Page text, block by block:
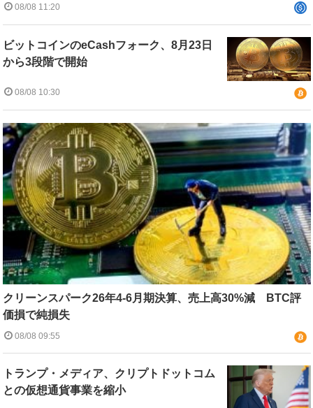
08/08 11:20
ビットコインのeCashフォーク、8月23日
から3段階で開始
08/08 10:30
クリーンスパーク26年4-6月期決算、売上高30%減 BTC評
価損で純損失
08/08 09:55
トランプ・メディア、クリプトドットコム
との仮想通貨事業を縮小